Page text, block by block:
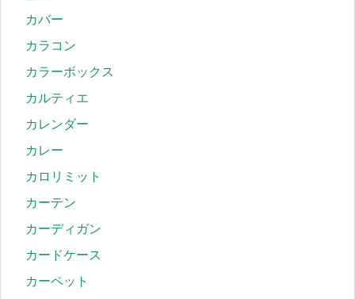
カバー
カラコン
カラーボックス
カルティエ
カレンダー
カレー
カロリミット
カーテン
カーディガン
カードケース
カーペット